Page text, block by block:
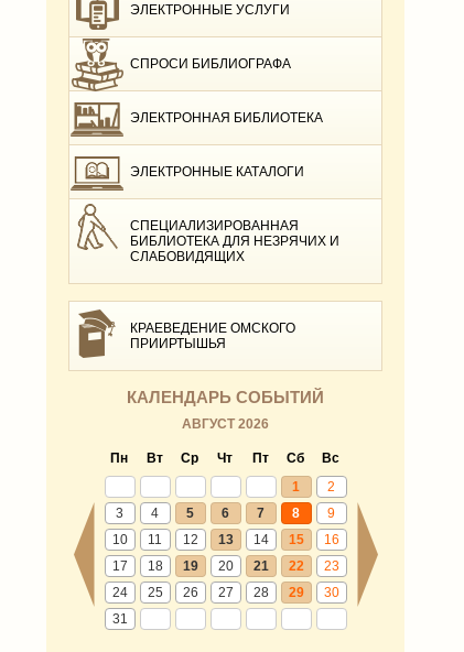
ЭЛЕКТРОННЫЕ УСЛУГИ
СПРОСИ БИБЛИОГРАФА
ЭЛЕКТРОННАЯ БИБЛИОТЕКА
ЭЛЕКТРОННЫЕ КАТАЛОГИ
СПЕЦИАЛИЗИРОВАННАЯ
БИБЛИОТЕКА ДЛЯ НЕЗРЯЧИХ И
СЛАБОВИДЯЩИХ
КРАЕВЕДЕНИЕ ОМСКОГО
ПРИИРТЫШЬЯ
КАЛЕНДАРЬ СОБЫТИЙ
АВГУСТ 2026
Пн Вт Ср Чт Пт Сб
Вс
1
2
3
4 5 6 7 8
9
10
11 12 13 14 15
16
17
18 19 20 21 22
23
24
25 26 27 28 29
30
31